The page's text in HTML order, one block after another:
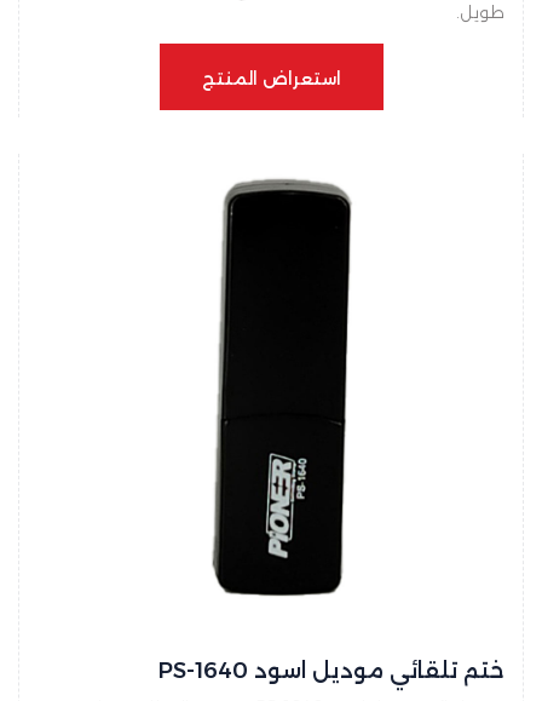
طويل.
استعراض المنتج
استعراض المنتج
ختم تلقائي موديل اسود PS-1640